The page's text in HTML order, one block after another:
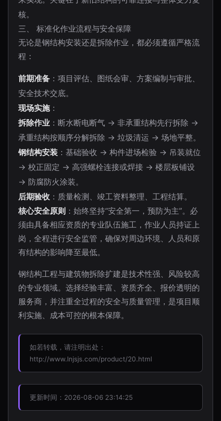
核。
三、 标准化作业流程与安全保障
无论是钢结构安装还是拆除作业，都必须遵循严格流
程：
前期准备 ：项目评估、图纸会审、方案编制与审批、
安全技术交底。
现场实施：
拆除作业 ：断水断电断气 → 非承重结构先行拆除 →
承重结构按顺序分解拆除 → 垃圾清运 → 场地平整。
钢结构安装 ：基础验收 → 构件进场检验 → 吊装就位
→ 校正固定 → 高强螺栓连接或焊接 → 楼层板铺设
→ 防腐防火涂装。
后期验收 ：质量检测、竣工资料整理、工程结算。
核心安全原则 ：始终坚持“安全第一，预防为主”。必
须由具备相应资质的专业队伍施工，作业人员持证上
岗，全程进行安全监管，确保对周边环境、人员和原
有结构的影响降至最低。
钢结构工程与建筑物拆除扩建是技术性强、风险较高
的专业领域。选择经验丰富、资质齐全、报价透明的
服务商，并注重全过程的安全与质量管理，是项目顺
利实施、成本可控的根本保障。
如若转载，请注明出处：
http://www.lnjsjs.com/product/20.html
更新时间：2026-08-06 23:14:25